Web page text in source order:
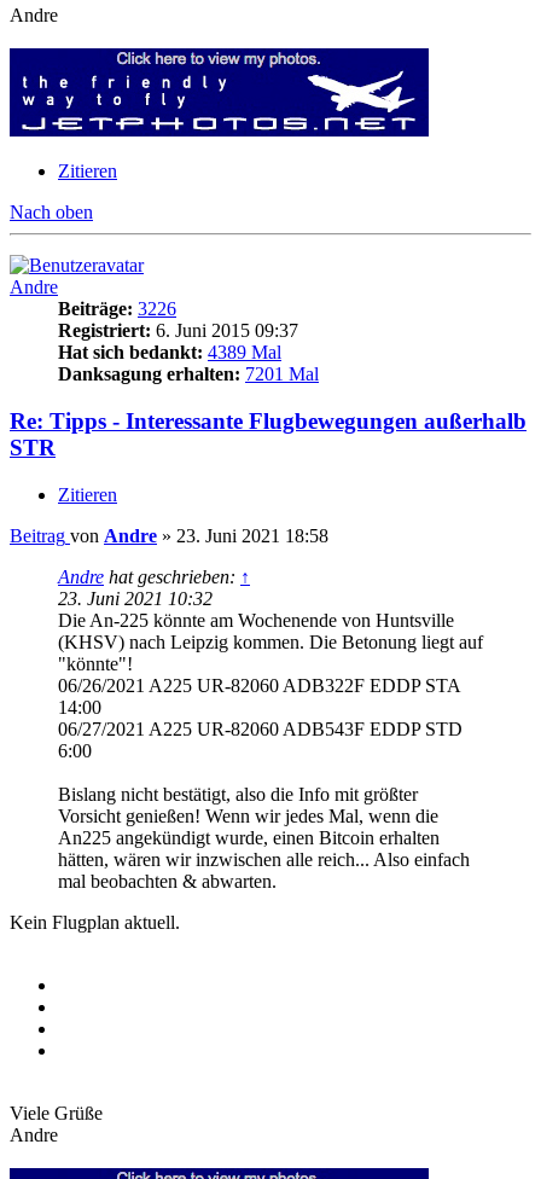
Andre
Zitieren
Nach oben
Andre
Beiträge: 3226
Registriert: 6. Juni 2015 09:37
Hat sich bedankt: 4389 Mal
Danksagung erhalten: 7201 Mal
Re: Tipps - Interessante Flugbewegungen außerhalb
STR
Zitieren
Beitrag von Andre » 23. Juni 2021 18:58
Andre hat geschrieben: ↑
23. Juni 2021 10:32
Die An-225 könnte am Wochenende von Huntsville
(KHSV) nach Leipzig kommen. Die Betonung liegt auf
"könnte"!
06/26/2021 A225 UR-82060 ADB322F EDDP STA
14:00
06/27/2021 A225 UR-82060 ADB543F EDDP STD
6:00
Bislang nicht bestätigt, also die Info mit größter
Vorsicht genießen! Wenn wir jedes Mal, wenn die
An225 angekündigt wurde, einen Bitcoin erhalten
hätten, wären wir inzwischen alle reich... Also einfach
mal beobachten & abwarten.
Kein Flugplan aktuell.
Viele Grüße
Andre